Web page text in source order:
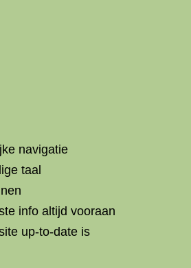
navigatie
taal
info altijd vooraan
up-to-date is